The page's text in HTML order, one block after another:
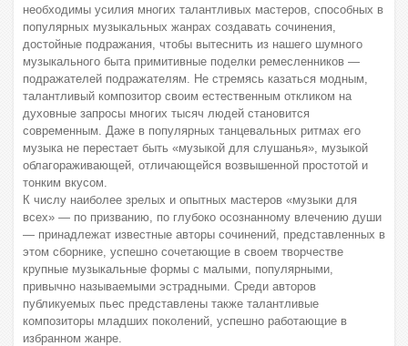
необходимы усилия многих талантливых мастеров, способных в
популярных музыкальных жанрах создавать сочинения,
достойные подражания, чтобы вытеснить из нашего шумного
музыкального быта примитивные поделки ремесленников —
подражателей подражателям. Не стремясь казаться модным,
талантливый композитор своим естественным откликом на
духовные запросы многих тысяч людей становится
современным. Даже в популярных танцевальных ритмах его
музыка не перестает быть «музыкой для слушанья», музыкой
облагораживающей, отличающейся возвышенной простотой и
тонким вкусом.
К числу наиболее зрелых и опытных мастеров «музыки для
всех» — по призванию, по глубоко осознанному влечению души
— принадлежат известные авторы сочинений, представленных в
этом сборнике, успешно сочетающие в своем творчестве
крупные музыкальные формы с малыми, популярными,
привычно называемыми эстрадными. Среди авторов
публикуемых пьес представлены также талантливые
композиторы младших поколений, успешно работающие в
избранном жанре.